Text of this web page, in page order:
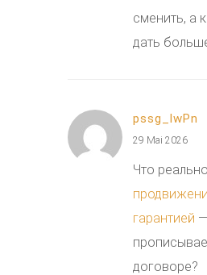
сменить, а
дать
pssg_lwPn
29 Mai 2026
Что
гарантией
договоре?